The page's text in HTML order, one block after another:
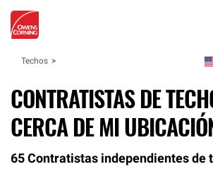
Techos
CONTRATISTAS DE
CERCA DE MI
65 Contratistas independientes de